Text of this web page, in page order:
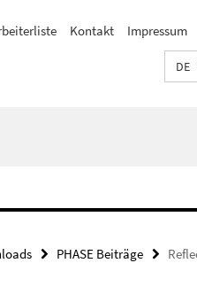
Kontakt Impressum
DE
PHASE Beiträge